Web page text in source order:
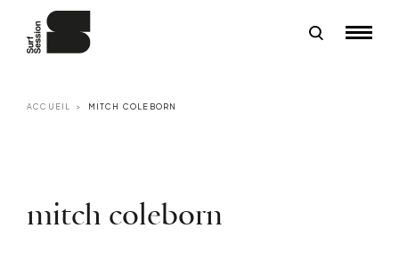
ACCUEIL MITCH COLEBORN
mitch coleborn